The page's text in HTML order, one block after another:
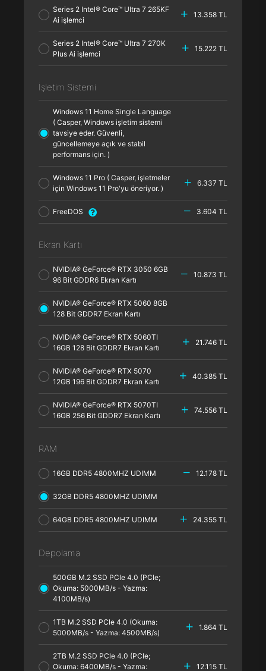
Series 2 Intel® Core™ Ultra 7 265KF
Ai işlemci
13.358 TL
Series 2 Intel® Core™ Ultra 7 270K
Plus Ai işlemci
15.222 TL
İşletim Sistemi
Windows 11 Home Single Language
( Casper, Windows işletim sistemi
tavsiye eder. Güvenli,
güncellemeye açık ve stabil
performans için. )
Windows 11 Pro ( Casper, işletmeler
için Windows 11 Pro'yu öneriyor. )
6.337 TL
FreeDOS 3.604 TL
Ekran Kartı
NVIDIA® GeForce® RTX 3050 6GB
96 Bit GDDR6 Ekran Kartı
10.873 TL
NVIDIA® GeForce® RTX 5060 8GB
128 Bit GDDR7 Ekran Kartı
NVIDIA® GeForce® RTX 5060TI
16GB 128 Bit GDDR7 Ekran Kartı
21.746 TL
NVIDIA® GeForce® RTX 5070
12GB 196 Bit GDDR7 Ekran Kartı
40.385 TL
NVIDIA® GeForce® RTX 5070TI
16GB 256 Bit GDDR7 Ekran Kartı
74.556 TL
RAM
16GB DDR5 4800MHZ UDIMM 12.178 TL
32GB DDR5 4800MHZ UDIMM
64GB DDR5 4800MHZ UDIMM 24.355 TL
Depolama
500GB M.2 SSD PCle 4.0 (PCle;
Okuma: 5000MB/s - Yazma:
4100MB/s)
1TB M.2 SSD PCle 4.0 (Okuma:
5000MB/s - Yazma: 4500MB/s)
1.864 TL
2TB M.2 SSD PCle 4.0 (PCle;
Okuma: 6400MB/s - Yazma:
12.115 TL